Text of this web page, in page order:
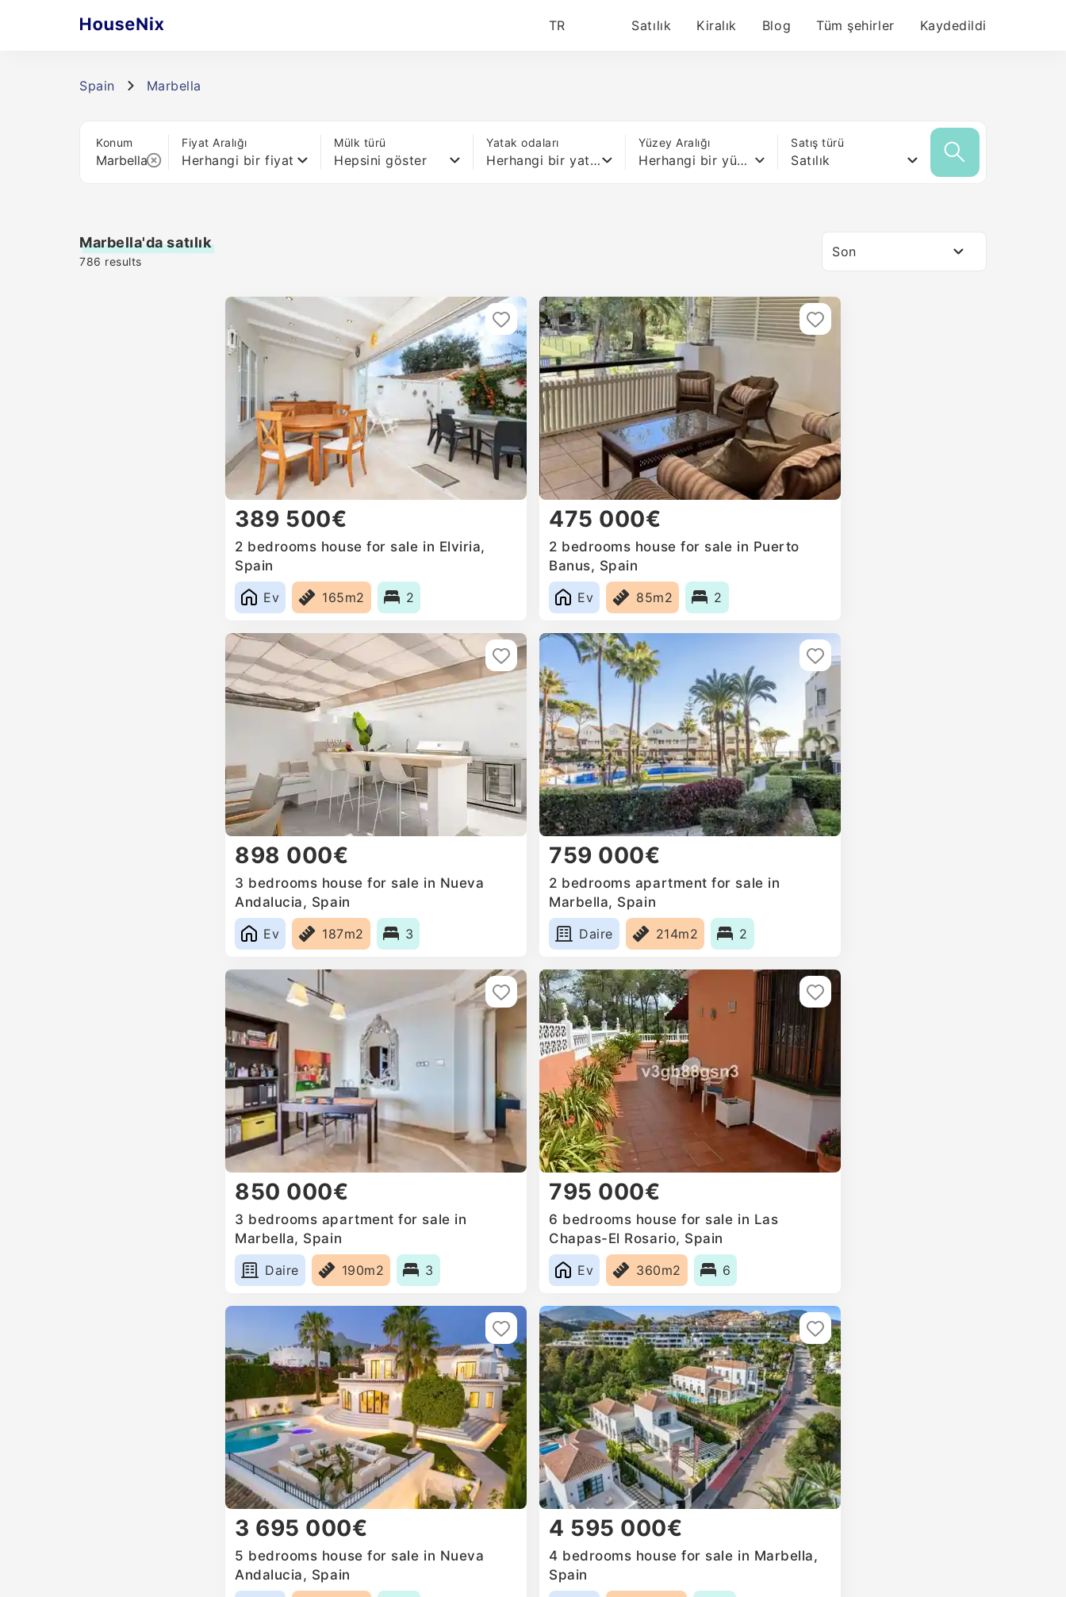
TR Satılık Kiralık Blog Tüm şehirler Kaydedildi
Spain Marbella
Konum Fiyat Aralığı
Herhangi bir fiyat
Mülk türü
Hepsini göster
Yatak odaları
Herhangi bir yatak
Yüzey Aralığı
Herhangi bir yüzey
Satış türü
Satılık
Marbella'da satılık
786 results
Son
389 500€
2 bedrooms house for sale in Elviria,
Spain
Ev
165m2 2
475 000€
2 bedrooms house for sale in Puerto
Banus, Spain
Ev
85m2 2
898 000€
3 bedrooms house for sale in Nueva
Andalucia, Spain
Ev
187m2 3
759 000€
2 bedrooms apartment for sale in
Marbella, Spain
Daire
214m2 2
850 000€
3 bedrooms apartment for sale in
Marbella, Spain
Daire
190m2 3
795 000€
6 bedrooms house for sale in Las
Chapas-El Rosario, Spain
Ev
360m2 6
3 695 000€
5 bedrooms house for sale in Nueva
Andalucia, Spain
4 595 000€
4 bedrooms house for sale in Marbella,
Spain